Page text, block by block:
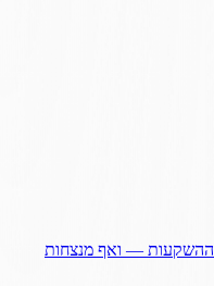
ההשקעות — ואף מנצחות